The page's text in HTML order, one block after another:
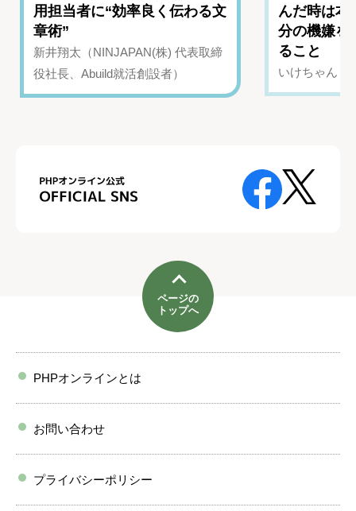
用担当者に“効率良く伝わる文
章術”
新井翔太（NINJAPAN(株) 代表取締
役社長、Abuild就活創設者）
んだ時は
分の機嫌を
ること
いけちゃん（
ページの
トップへ
PHPオンラインとは
お問い合わせ
プライバシーポリシー